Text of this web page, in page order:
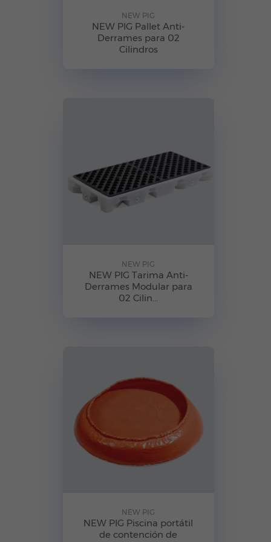
NEW PIG
NEW PIG Pallet Anti-
Derrames para 02
Cilindros
NEW PIG
NEW PIG Tarima Anti-
Derrames Modular para
02 Cilin...
NEW PIG
NEW PIG Piscina portátil
de contención de